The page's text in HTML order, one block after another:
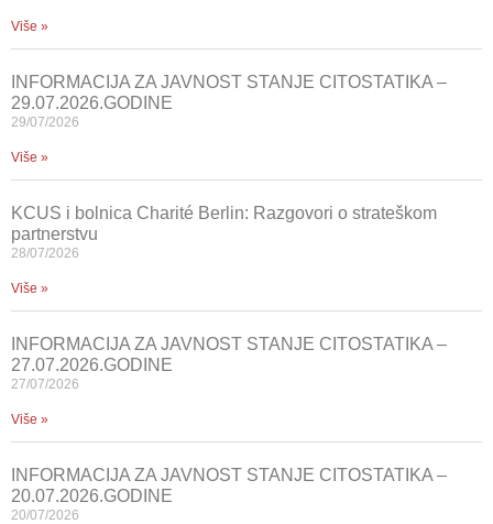
Više »
INFORMACIJA ZA JAVNOST STANJE CITOSTATIKA –
29.07.2026.GODINE
29/07/2026
Više »
KCUS i bolnica Charité Berlin: Razgovori o strateškom
partnerstvu
28/07/2026
Više »
INFORMACIJA ZA JAVNOST STANJE CITOSTATIKA –
27.07.2026.GODINE
27/07/2026
Više »
INFORMACIJA ZA JAVNOST STANJE CITOSTATIKA –
20.07.2026.GODINE
20/07/2026